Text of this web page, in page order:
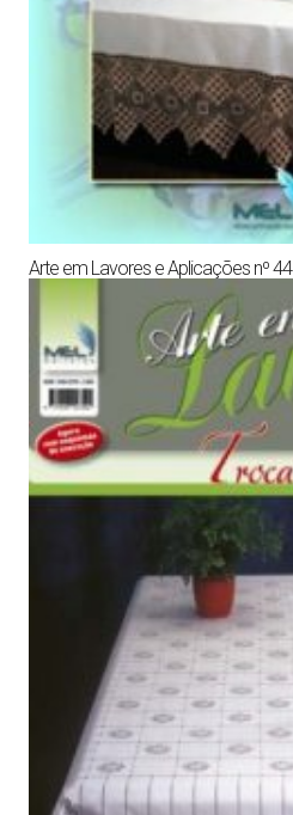
Arte em Lavores e Aplicações nº 44